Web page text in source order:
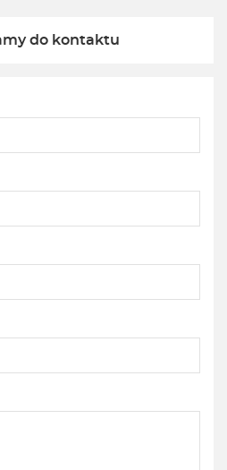
do kontaktu